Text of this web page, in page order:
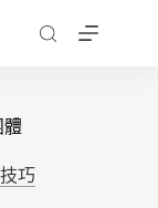
體
巧